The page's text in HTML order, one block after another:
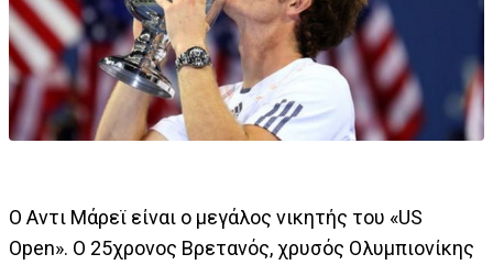
Ο Αντι Μάρεϊ είναι ο μεγάλος νικητής του «US
Open». Ο 25χρονος Βρετανός, χρυσός Ολυμπιονίκης